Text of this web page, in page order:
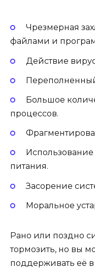
Чрезмерная
файлами и
Действие
Большое
процессов.
питания.
Засорение
Моральное
Рано или поздно
тормозить, но вы
поддерживать её